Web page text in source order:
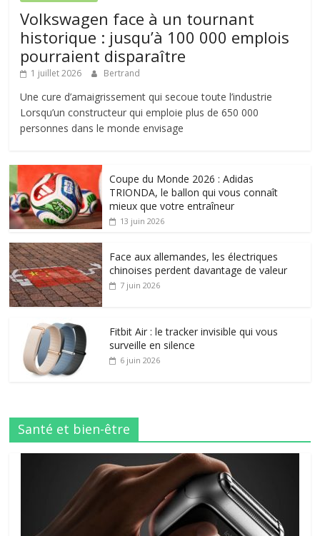
Volkswagen face à un tournant
historique : jusqu’à 100 000 emplois
pourraient disparaître
1 juillet 2026 Bertrand
Une cure d’amaigrissement qui secoue toute l’industrie
Lorsqu’un constructeur qui emploie plus de 650 000
personnes dans le monde envisage
Coupe du Monde 2026 : Adidas
TRIONDA, le ballon qui vous connaît
mieux que votre entraîneur
13 juin 2026
Face aux allemandes, les électriques
chinoises perdent davantage de valeur
7 juin 2026
Fitbit Air : le tracker invisible qui vous
surveille en silence
6 juin 2026
Santé et bien-être